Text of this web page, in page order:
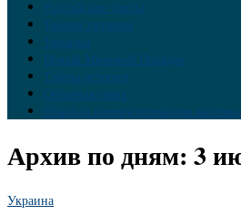
Российские элиты
Теория заговора
Украина
Новый Мировой Порядок
Тайны истории
Обратная связь
Правила комментирования
Архив по дням: 3
Украина